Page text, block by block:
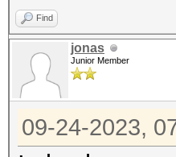
候选人
核心：
核心：
已恢复
摘要（新）
进度......:
拒绝......:
恢复点...:
Find
jonas
Junior Member
09-24-2023,